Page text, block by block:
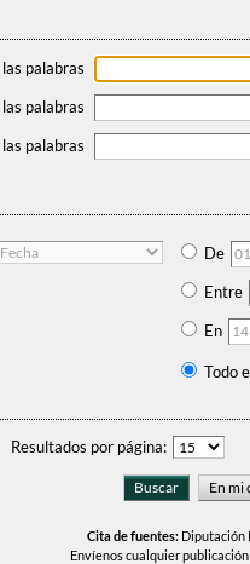
las palabras
las palabras
las palabras
De
Entre
En
Todo
Resultados por página:
Cita de fuentes:Diputación
Envíenos cualquier